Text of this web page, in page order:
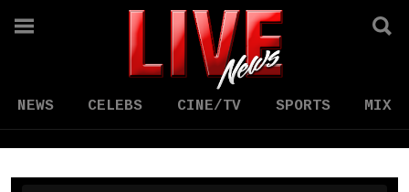
NEWS CELEBS CINE/TV SPORTS MIX